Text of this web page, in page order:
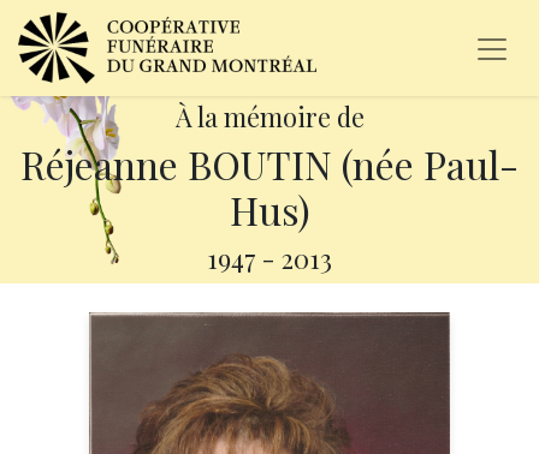
À la mémoire de
Réjeanne BOUTIN (née Paul-
Hus)
1947 - 2013